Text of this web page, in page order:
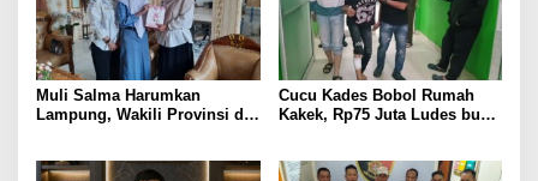
Muli Salma Harumkan
Lampung, Wakili Provinsi di
Cucu Kades Bobol Rumah
Kakek, Rp75 Juta Ludes buat